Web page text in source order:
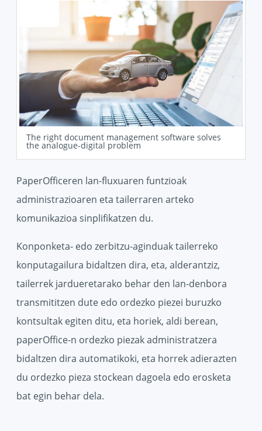
The right document management software solves
the analogue-digital problem
PaperOfficeren lan-fluxuaren funtzioak
administrazioaren eta tailerraren arteko
komunikazioa sinplifikatzen du.
Konponketa- edo zerbitzu-aginduak tailerreko
konputagailura bidaltzen dira, eta, alderantziz,
tailerrek jardueretarako behar den lan-denbora
transmititzen dute edo ordezko piezei buruzko
kontsultak egiten ditu, eta horiek, aldi berean,
paperOffice-n ordezko piezak administratzera
bidaltzen dira automatikoki, eta horrek adierazten
du ordezko pieza stockean dagoela edo erosketa
bat egin behar dela.